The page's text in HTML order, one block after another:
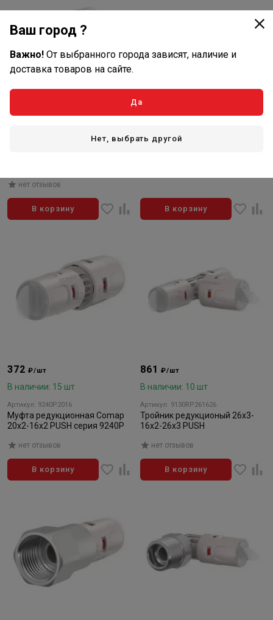
нет отзывов
В корзину
653
Артикул: 9090GP1612
В корзину
372₽/шт
В наличии: 15 шт
Артикул: 9240P2016
Муфта редукционная Comap
20х2-16х2 PUSH серия 9240P
нет отзывов
В корзину
861₽/шт
В наличии: 10 шт
Артикул: 9130RP261626
Тройник редукционый 26х3-
16х2-26х3 PUSH
нет отзывов
В корзину
Ваш город ?
Важно! От выбранного города зависят, наличие и
доставка товаров на сайте.
Да
Нет, выбрать другой